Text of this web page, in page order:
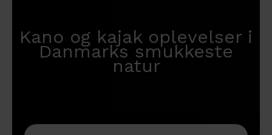
Kano og kajak oplevelser i
Danmarks smukkeste
natur